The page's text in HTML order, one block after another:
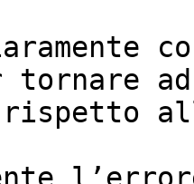
tornare